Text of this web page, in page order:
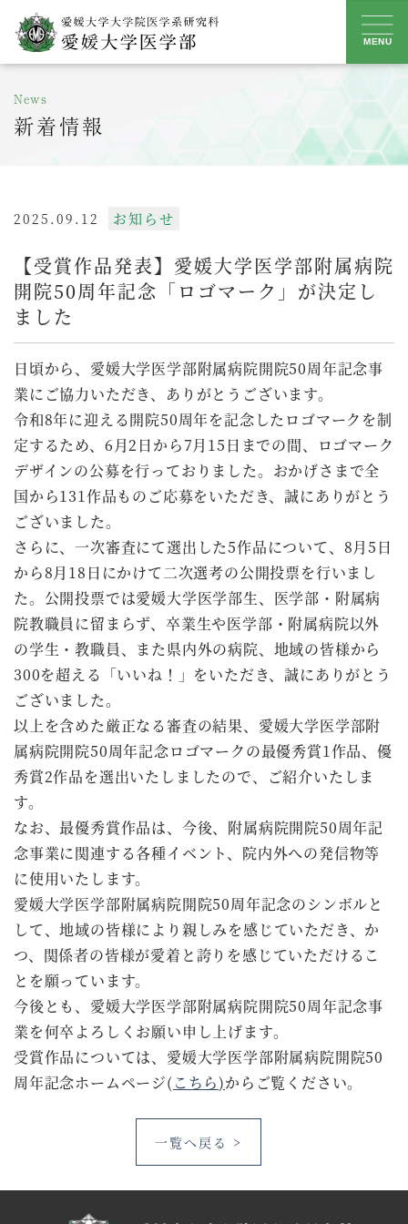
content
MENU
News
新着情報
2025.09.12 お知らせ
【受賞作品発表】愛媛大学医学部附属病院
開院50周年記念「ロゴマーク」が決定し
ました
日頃から、愛媛大学医学部附属病院開院50周年記念事
業にご協力いただき、ありがとうございます。
令和8年に迎える開院50周年を記念したロゴマークを制
定するため、6月2日から7月15日までの間、ロゴマーク
デザインの公募を行っておりました。おかげさまで全
国から131作品ものご応募をいただき、誠にありがとう
ございました。
さらに、一次審査にて選出した5作品について、8月5日
から8月18日にかけて二次選考の公開投票を行いまし
た。公開投票では愛媛大学医学部生、医学部・附属病
院教職員に留まらず、卒業生や医学部・附属病院以外
の学生・教職員、また県内外の病院、地域の皆様から
300を超える「いいね！」をいただき、誠にありがとう
ございました。
以上を含めた厳正なる審査の結果、愛媛大学医学部附
属病院開院50周年記念ロゴマークの最優秀賞1作品、優
秀賞2作品を選出いたしましたので、ご紹介いたしま
す。
なお、最優秀賞作品は、今後、附属病院開院50周年記
念事業に関連する各種イベント、院内外への発信物等
に使用いたします。
愛媛大学医学部附属病院開院50周年記念のシンボルと
して、地域の皆様により親しみを感じていただき、か
つ、関係者の皆様が愛着と誇りを感じていただけるこ
とを願っています。
今後とも、愛媛大学医学部附属病院開院50周年記念事
業を何卒よろしくお願い申し上げます。
受賞作品については、愛媛大学医学部附属病院開院50
周年記念ホームページ(こちら)からご覧ください。
一覧へ戻る >